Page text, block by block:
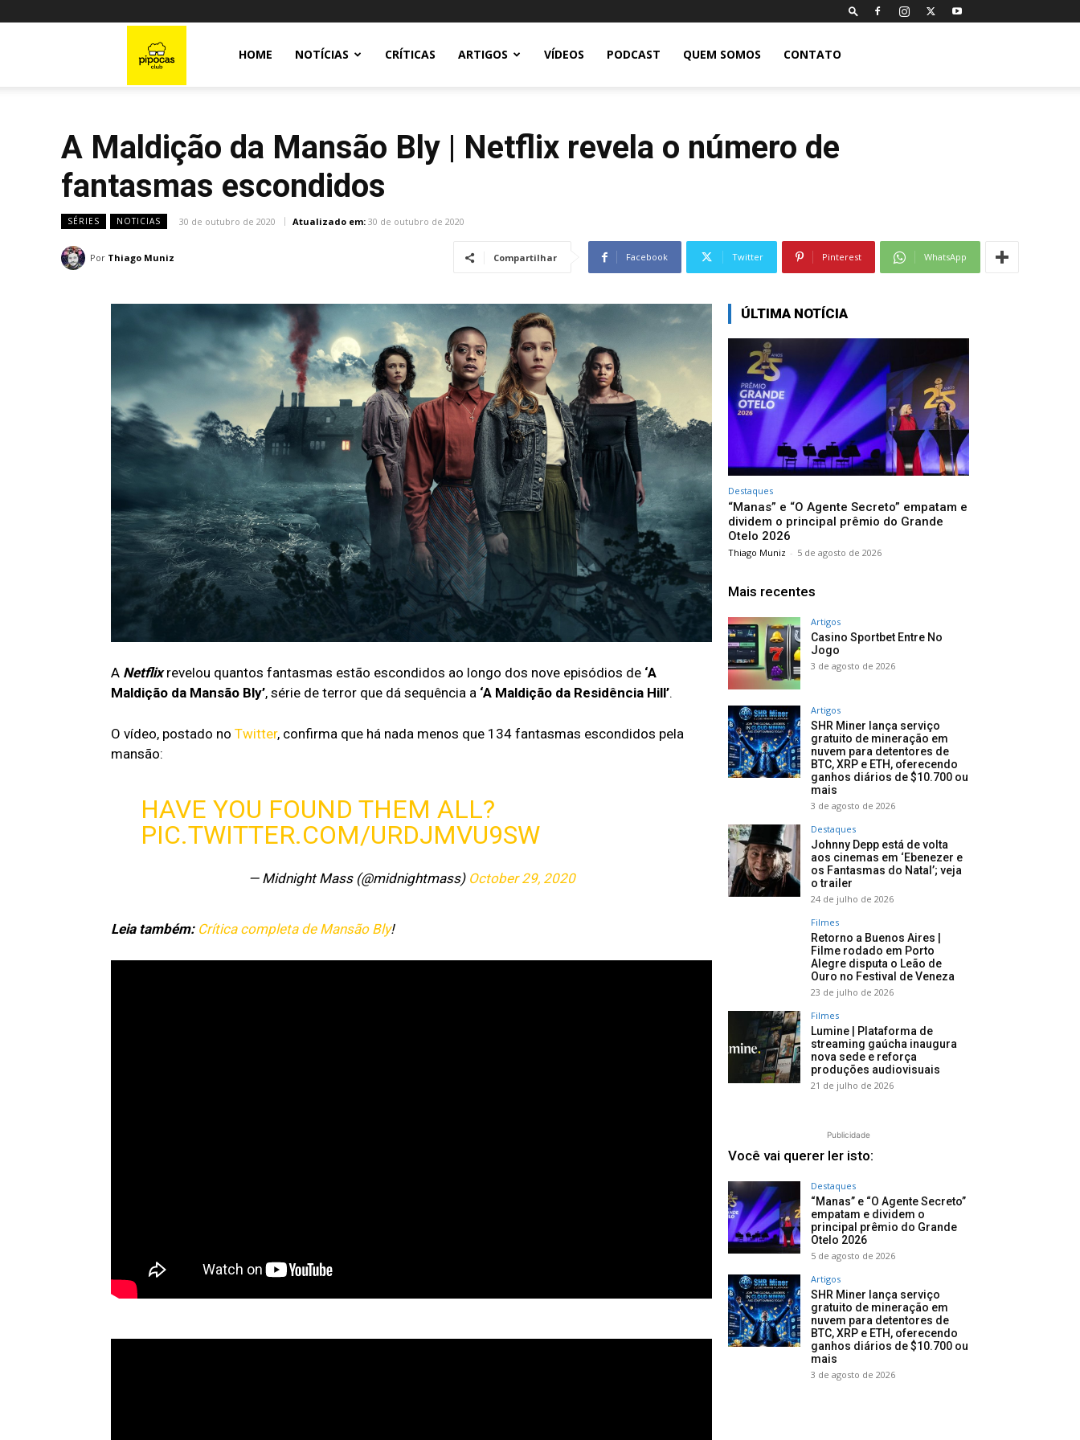
HOME NOTÍCIAS CRÍTICAS ARTIGOS VÍDEOS PODCAST QUEM SOMOS CONTATO
A Maldição da Mansão Bly | Netflix revela o número de
fantasmas escondidos
SÉRIES NOTICIAS 30 de outubro de 2020 Atualizado em: 30 de outubro de 2020
Por Thiago Muniz Compartilhar Facebook Twitter Pinterest WhatsApp
A Netflixrevelou quantos fantasmas estão escondidos ao longo dos nove episódios de ‘A
Maldição da Mansão Bly’, série de terror que dá sequência a ‘A Maldição da Residência Hill’.
O vídeo, postado no Twitter, confirma que há nada menos que 134 fantasmas escondidos pela
mansão:
HAVE YOU FOUND THEM ALL?
PIC.TWITTER.COM/URDJMVU9SW
— Midnight Mass (@midnightmass) October 29, 2020
Leia também: Crítica completa de Mansão Bly!
ÚLTIMA NOTÍCIA
Destaques
“Manas” e “O Agente Secreto” empatam e
dividem o principal prêmio do Grande
Otelo 2026
Thiago Muniz - 5 de agosto de 2026
Mais recentes
Artigos
Casino Sportbet Entre No
Jogo
3 de agosto de 2026
Artigos
SHR Miner lança serviço
gratuito de mineração em
nuvem para detentores de
BTC, XRP e ETH, oferecendo
ganhos diários de $10.700 ou
mais
3 de agosto de 2026
Destaques
Johnny Depp está de volta
aos cinemas em ‘Ebenezer e
os Fantasmas do Natal’; veja
o trailer
24 de julho de 2026
Filmes
Retorno a Buenos Aires |
Filme rodado em Porto
Alegre disputa o Leão de
Ouro no Festival de Veneza
23 de julho de 2026
Filmes
Lumine | Plataforma de
streaming gaúcha inaugura
nova sede e reforça
produções audiovisuais
21 de julho de 2026
Publicidade
Você vai querer ler isto:
Destaques
“Manas” e “O Agente Secreto”
empatam e dividem o
principal prêmio do Grande
Otelo 2026
5 de agosto de 2026
Artigos
SHR Miner lança serviço
gratuito de mineração em
nuvem para detentores de
BTC, XRP e ETH, oferecendo
ganhos diários de $10.700 ou
mais
3 de agosto de 2026